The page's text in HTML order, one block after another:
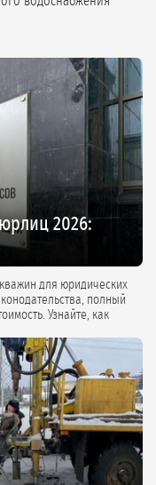
2026:
для юридических
Узнайте, как